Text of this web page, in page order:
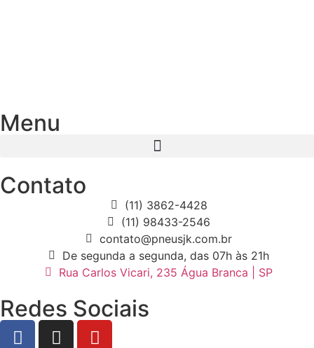
Menu
Contato
(11) 3862-4428
(11) 98433-2546
contato@pneusjk.com.br
De segunda a segunda, das 07h às 21h
Rua Carlos Vicari, 235 Água Branca | SP
Redes Sociais